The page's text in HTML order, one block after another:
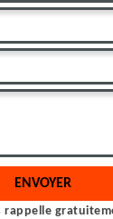
rappelle